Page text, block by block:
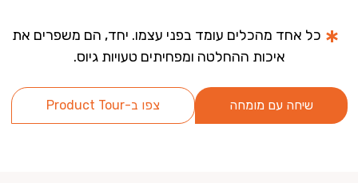
כל אחד מהכלים עומד בפני עצמו. יחד, הם משפרים את
איכות ההחלטה ומפחיתים טעויות גיוס.
שיחה עם מומחה צפו ב-Product Tour